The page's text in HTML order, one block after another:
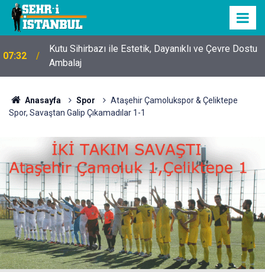
07:32
Kutu Sihirbazı ile Estetik, Dayanıklı ve Çevre Dostu
Ambalaj
Anasayfa Spor
Ataşehir Çamolukspor & Çeliktepe
Spor, Savaştan Galip Çıkamadılar 1-1